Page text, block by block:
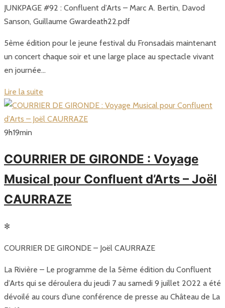
JUNKPAGE #92 : Confluent d’Arts – Marc A. Bertin, Davod
Sanson, Guillaume Gwardeath22.pdf
5ème édition pour le jeune festival du Fronsadais maintenant
un concert chaque soir et une large place au spectacle vivant
en journée…
Lire la suite
9h19min
COURRIER DE GIRONDE : Voyage
Musical pour Confluent d’Arts – Joël
CAURRAZE
✻
COURRIER DE GIRONDE – Joël CAURRAZE
La Rivière – Le programme de la 5ème édition du Confluent
d’Arts qui se déroulera du jeudi 7 au samedi 9 juillet 2022 a été
dévoilé au cours d’une conférence de presse au Château de La